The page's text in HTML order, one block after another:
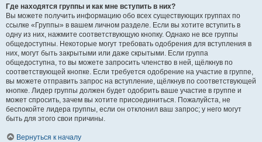
Где находятся группы и как мне вступить в них?
Вы можете получить информацию обо всех существующих группах по
ссылке «Группы» в вашем личном разделе. Если вы хотите вступить в
одну из них, нажмите соответствующую кнопку. Однако не все группы
общедоступны. Некоторые могут требовать одобрения для вступления в
них, могут быть закрытыми или даже скрытыми. Если группа
общедоступна, то вы можете запросить членство в ней, щёлкнув по
соответствующей кнопке. Если требуется одобрение на участие в группе,
вы можете отправить запрос на вступление, щёлкнув по соответствующей
кнопке. Лидер группы должен будет одобрить ваше участие в группе и
может спросить, зачем вы хотите присоединиться. Пожалуйста, не
беспокойте лидера группы, если он отклонил ваш запрос; у него могут
быть для этого свои причины.
Вернуться к началу